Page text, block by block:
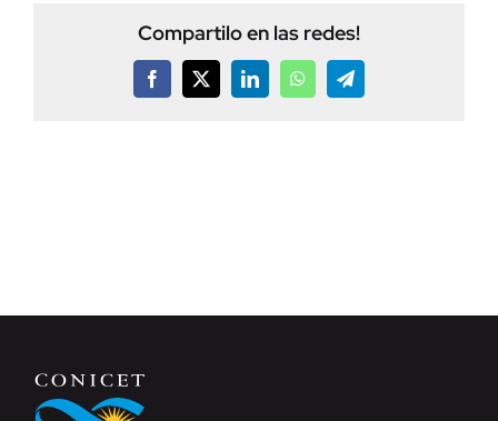
Compartilo en las redes!
Facebook
X LinkedInWhatsAppTelegram